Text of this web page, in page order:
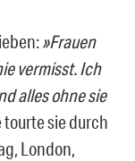
»Frauen
vermisst. Ich
alles ohne sie
sie durch
London,